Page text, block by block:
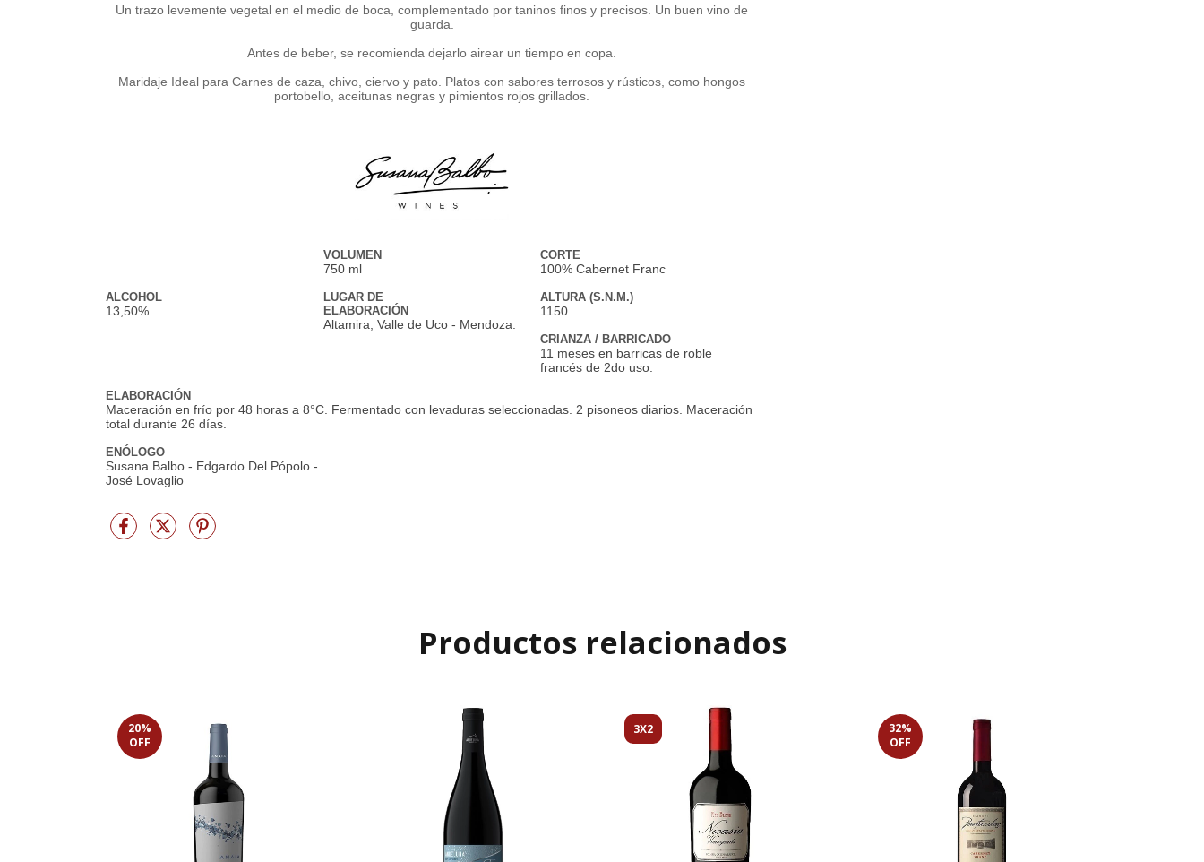
Un trazo levemente vegetal en el medio de boca, complementado por taninos finos y precisos. Un buen vino de
guarda.
Antes de beber, se recomienda dejarlo airear un tiempo en copa.
Maridaje Ideal para Carnes de caza, chivo, ciervo y pato. Platos con sabores terrosos y rústicos, como hongos
portobello, aceitunas negras y pimientos rojos grillados.
VOLUMEN
750 ml
CORTE
100% Cabernet Franc
ALCOHOL
13,50%
LUGAR DE
ELABORACIÓN
Altamira, Valle de Uco - Mendoza.
ALTURA (S.N.M.)
1150
CRIANZA / BARRICADO
11 meses en barricas de roble
francés de 2do uso.
ELABORACIÓN
Maceración en frío por 48 horas a 8°C. Fermentado con levaduras seleccionadas. 2 pisoneos diarios. Maceración
total durante 26 días.
ENÓLOGO
Susana Balbo - Edgardo Del Pópolo -
José Lovaglio
Productos relacionados
20%
OFF
3X2 32%
OFF